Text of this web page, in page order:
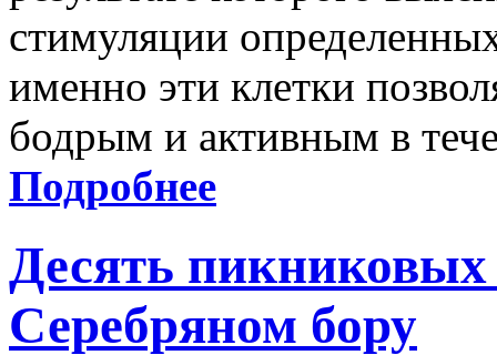
стимуляции
именно эти клетки
бодрым и активным в
Подробнее
Десять пикниковых
Серебряном бору